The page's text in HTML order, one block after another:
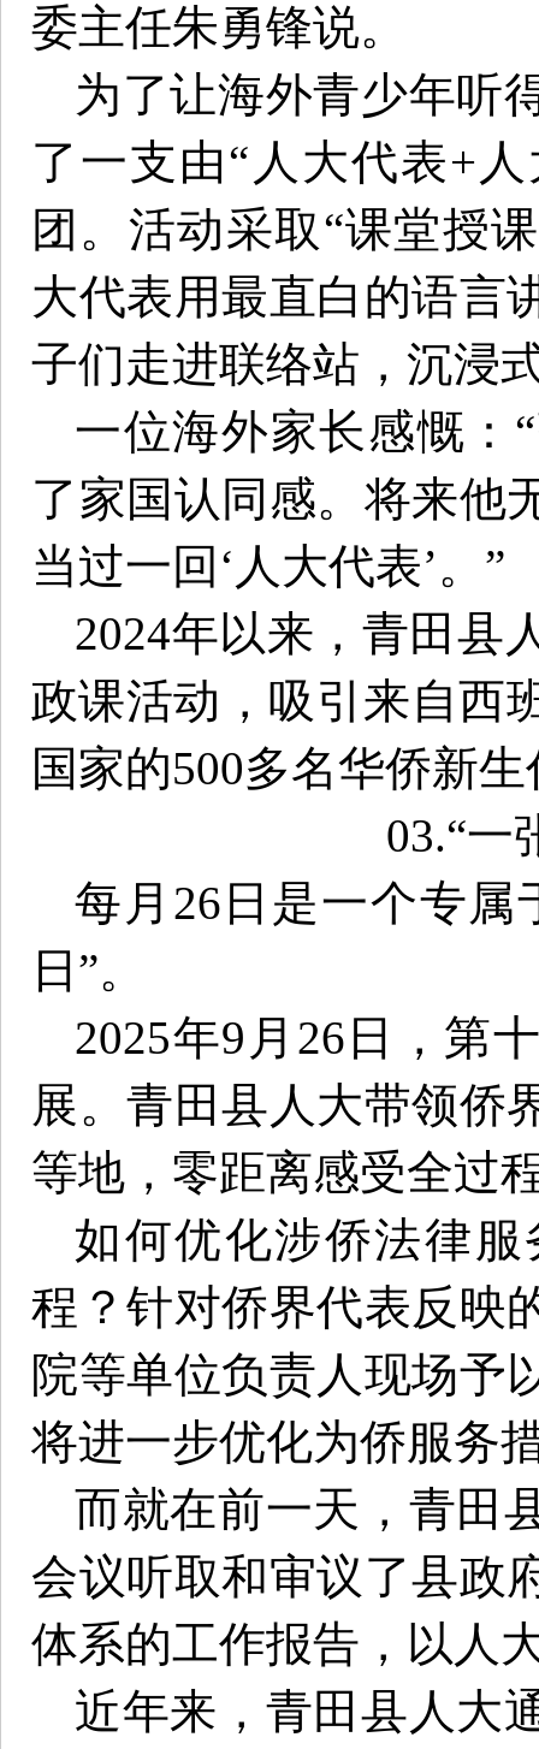
委主任朱勇锋说。
为了让海外青少年听
了一支由“人大代表+
团。活动采取“课堂授
大代表用最直白的语言
子们走进联络站，沉浸
一位海外家长感慨：
了家国认同感。将来他
当过一回‘人大代表’。”
2024年以来，青田县
政课活动，吸引来自西
国家的500多名华侨新
03.“一
每月26日是一个专
日”。
2025年9月26日，第
展。青田县人大带领侨
等地，零距离感受全过
如何优化涉侨法律
程？针对侨界代表反映
院等单位负责人现场予
将进一步优化为侨服务
而就在前一天，青田
会议听取和审议了县政
体系的工作报告，以人
近年来，青田县人大